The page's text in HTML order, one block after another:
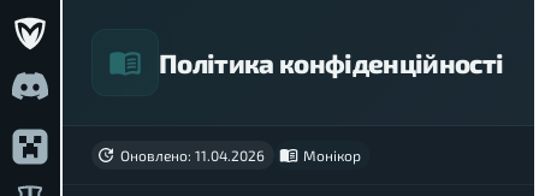
Політика конфіденційності
Оновлено: 11.04.2026 Монікор